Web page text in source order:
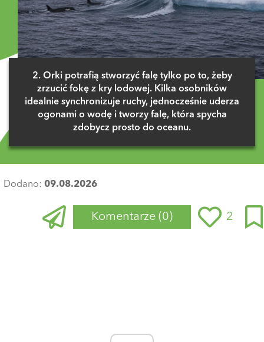
2. Orki potrafią stworzyć falę tylko po to, żeby
zrzucić fokę z kry lodowej. Kilka osobników
idealnie synchronizuje ruchy, jednocześnie uderza
ogonami o wodę i tworzy falę, która spycha
zdobycz prosto do oceanu.
Dodano: 09.08.2026
Komentarze (0) 2